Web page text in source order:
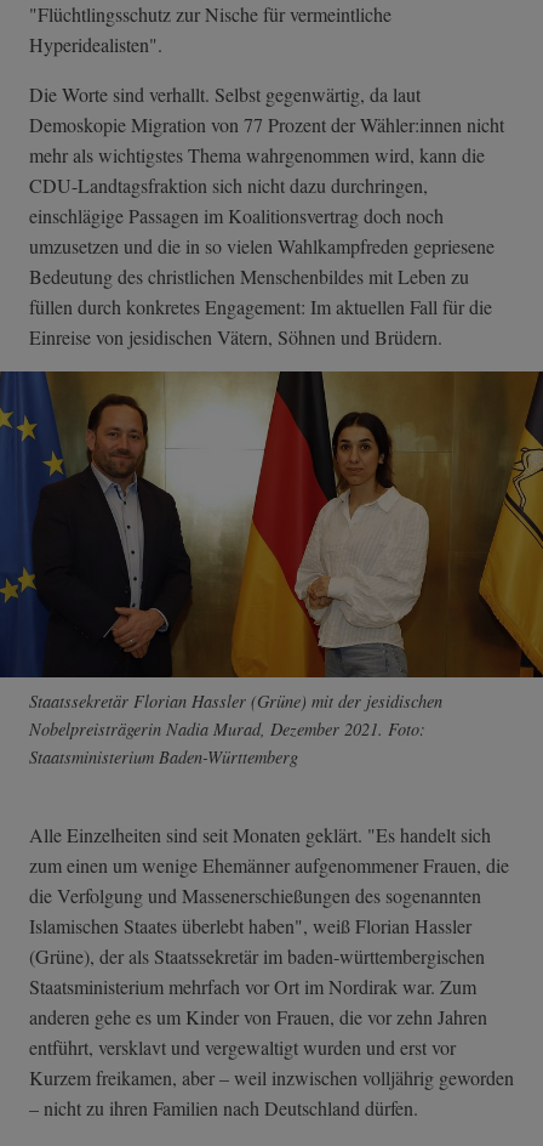
"Flüchtlingsschutz zur Nische für vermeintliche
Hyperidealisten".
Die Worte sind verhallt. Selbst gegenwärtig, da laut
Demoskopie Migration von 77 Prozent der Wähler:innen nicht
mehr als wichtigstes Thema wahrgenommen wird, kann die
CDU-Landtagsfraktion sich nicht dazu durchringen,
einschlägige Passagen im Koalitionsvertrag doch noch
umzusetzen und die in so vielen Wahlkampfreden gepriesene
Bedeutung des christlichen Menschenbildes mit Leben zu
füllen durch konkretes Engagement: Im aktuellen Fall für die
Einreise von jesidischen Vätern, Söhnen und Brüdern.
Staatssekretär Florian Hassler (Grüne) mit der jesidischen
Nobelpreisträgerin Nadia Murad, Dezember 2021. Foto:
Staatsministerium Baden-Württemberg
Alle Einzelheiten sind seit Monaten geklärt. "Es handelt sich
zum einen um wenige Ehemänner aufgenommener Frauen, die
die Verfolgung und Massenerschießungen des sogenannten
Islamischen Staates überlebt haben", weiß Florian Hassler
(Grüne), der als Staatssekretär im baden-württembergischen
Staatsministerium mehrfach vor Ort im Nordirak war. Zum
anderen gehe es um Kinder von Frauen, die vor zehn Jahren
entführt, versklavt und vergewaltigt wurden und erst vor
Kurzem freikamen, aber – weil inzwischen volljährig geworden
– nicht zu ihren Familien nach Deutschland dürfen.